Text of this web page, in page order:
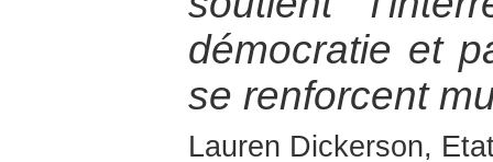
démocratie et
se renforcent
Lauren Dickerson,